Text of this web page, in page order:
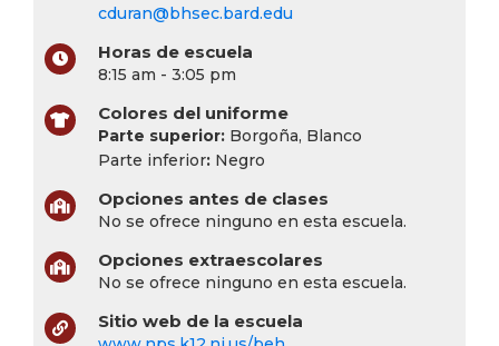
cduran@bhsec.bard.edu
Horas de escuela
8:15 am - 3:05 pm
Colores del uniforme
Parte superior: Borgoña, Blanco
Parte inferior: Negro
Opciones antes de clases
No se ofrece ninguno en esta escuela.
Opciones extraescolares
No se ofrece ninguno en esta escuela.
Sitio web de la escuela